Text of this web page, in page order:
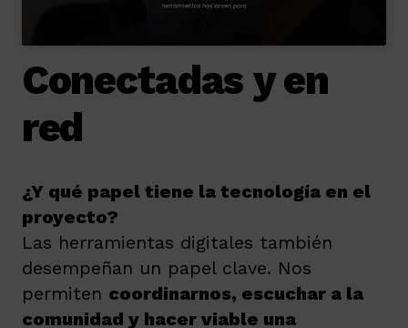
Conectadas y en
red
¿Y qué papel tiene la tecnología en el
proyecto?
Las herramientas digitales también
desempeñan un papel clave. Nos
permiten coordinarnos, escuchar a la
comunidad y hacer viable una